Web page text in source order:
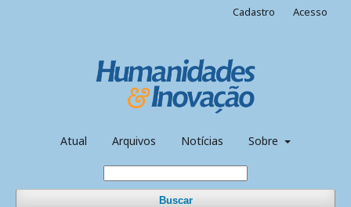
Atual Arquivos Notícias Sobre
Buscar
Cadastro Acesso